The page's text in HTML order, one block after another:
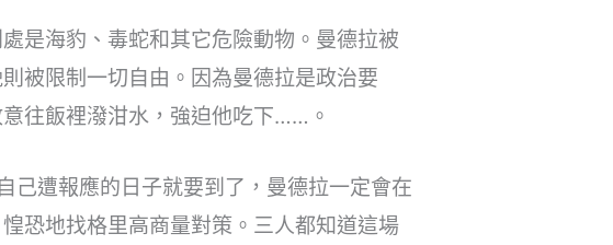
是海豹、毒蛇和其它危險動物。曼德拉被
被限制一切自由。因為曼德拉是政治要
往飯裡潑泔水，強迫他吃下……。
己遭報應的日子就要到了，曼德拉一定會在
恐地找格里高商量對策。三人都知道這場